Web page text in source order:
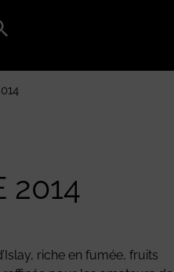
2014
riche en fumée, fruits